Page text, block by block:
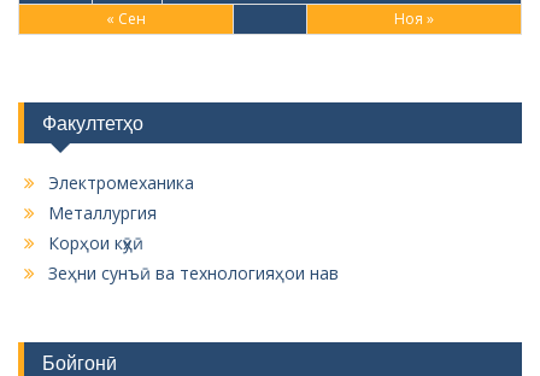
« Сен Ноя »
Факултетҳо
Электромеханика
Металлургия
Корҳои кӯҳӣ
Зеҳни сунъӣ ва технологияҳои нав
Бойгонӣ